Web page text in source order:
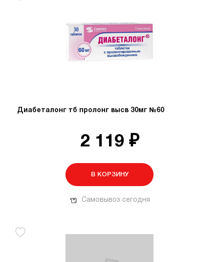
Диабеталонг тб пролонг высв 30мг №60
2 119 ₽
В КОРЗИНУ
Самовывоз сегодня